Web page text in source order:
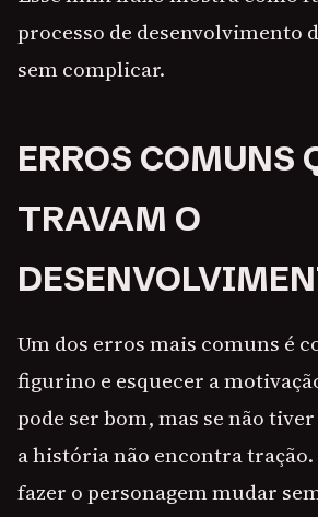
processo de desenvolvimento
sem complicar.
ERROS COMUNS
TRAVAM O
Um dos erros mais comuns é
figurino e esquecer a
pode ser bom, mas se não
a história não encontra
fazer o personagem mudar